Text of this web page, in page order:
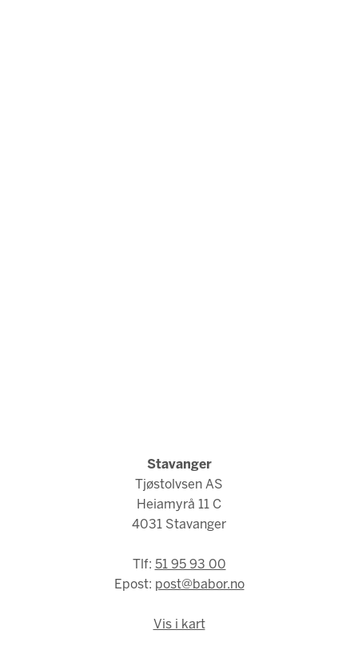
Stavanger
Tjøstolvsen AS
Heiamyrå 11 C
4031 Stavanger
Tlf: 51 95 93 00
Epost: post@babor.no
Vis i kart